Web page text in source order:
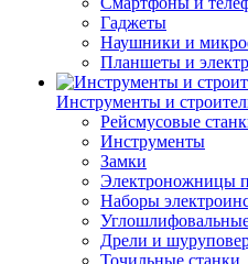
Гаджеты
Наушники и
Планшеты и
Инструменты и
Рейсмусовые
Инструменты
Замки
Электроножницы
Наборы
Дрели и
Точильные станки